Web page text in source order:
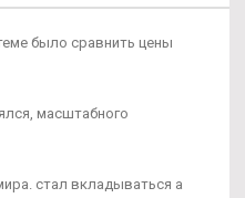
было сравнить цены
масштабного
стал вкладываться а